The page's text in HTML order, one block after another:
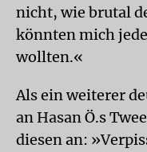
nicht, wie brutal
könnten mich
wollten.«
Als ein weiterer
an Hasan Ö.s
diesen an: